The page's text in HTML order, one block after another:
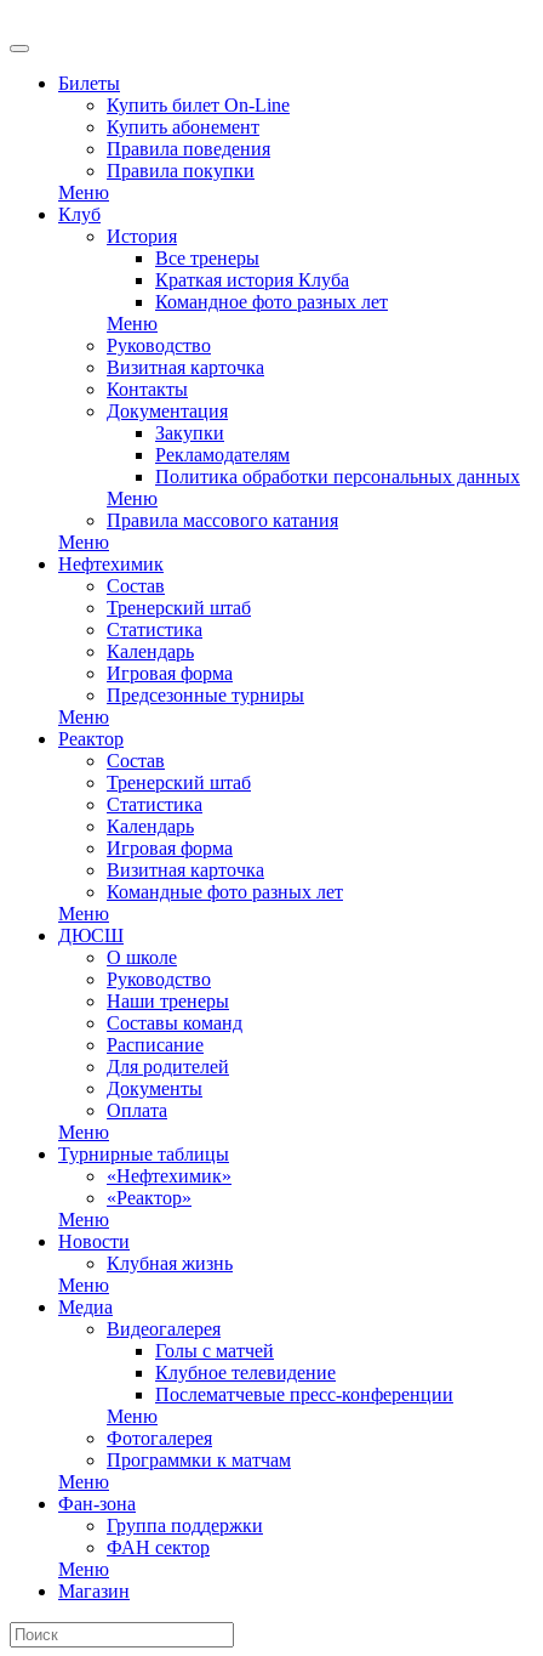
Билеты
Купить билет On-Line
Купить абонемент
Правила поведения
Правила покупки
Меню
Клуб
История
Все тренеры
Краткая история Клуба
Командное фото разных лет
Меню
Руководство
Визитная карточка
Контакты
Документация
Закупки
Рекламодателям
Политика обработки персональных данных
Меню
Правила массового катания
Меню
Нефтехимик
Состав
Тренерский штаб
Статистика
Календарь
Игровая форма
Предсезонные турниры
Меню
Реактор
Состав
Тренерский штаб
Статистика
Календарь
Игровая форма
Визитная карточка
Командные фото разных лет
Меню
ДЮСШ
О школе
Руководство
Наши тренеры
Составы команд
Расписание
Для родителей
Документы
Оплата
Меню
Турнирные таблицы
«Нефтехимик»
«Реактор»
Меню
Новости
Клубная жизнь
Меню
Медиа
Видеогалерея
Голы с матчей
Клубное телевидение
Послематчевые пресс-конференции
Меню
Фотогалерея
Программки к матчам
Меню
Фан-зона
Группа поддержки
ФАН сектор
Меню
Магазин